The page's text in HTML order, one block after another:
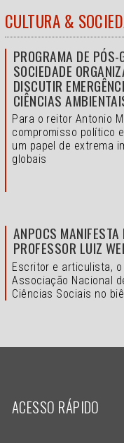
CULTURA &
PROGRAMA DE
SOCIEDADE
DISCUTIR
CIÊNCIAS
Para o reitor Antonio
compromisso político
um papel de extrema
globais
ANPOCS MANIFESTA
PROFESSOR LUIZ
Escritor e articulista,
Associação Nacional
Ciências Sociais no
ACESSO RÁPIDO